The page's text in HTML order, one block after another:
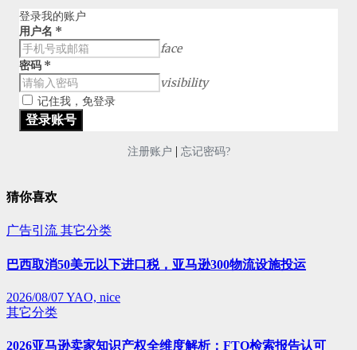
登录我的账户
用户名 *
face
密码 *
visibility
记住我，免登录
注册账户 | 忘记密码?
猜你喜欢
广告引流 其它分类
巴西取消50美元以下进口税，亚马逊300物流设施投运
2026/08/07YAO, nice
其它分类
2026亚马逊卖家知识产权全维度解析：FTO检索报告认可